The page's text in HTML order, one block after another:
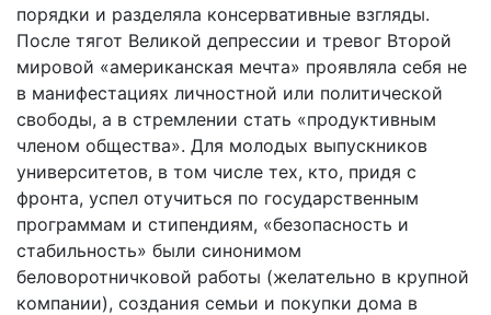
порядки и разделяла консервативные взгляды.
После тягот Великой депрессии и тревог Второй
мировой «американская мечта» проявляла себя не
в манифестациях личностной или политической
свободы, а в стремлении стать «продуктивным
членом общества». Для молодых выпускников
университетов, в том числе тех, кто, придя с
фронта, успел отучиться по государственным
программам и стипендиям, «безопасность и
стабильность» были синонимом
беловоротничковой работы (желательно в крупной
компании), создания семьи и покупки дома в